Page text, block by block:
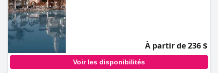
À partir de 236 $
Voir les disponibilités